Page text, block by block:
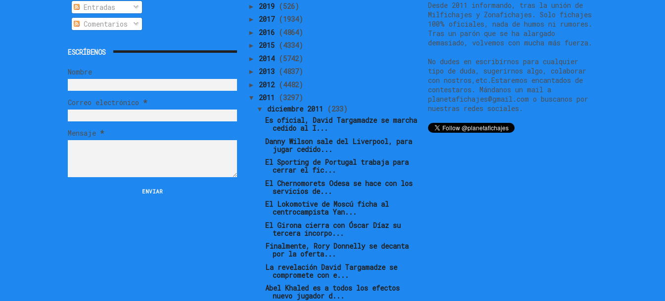
Entradas
Comentarios
ESCRÍBENOS
Nombre
Correo electrónico *
Mensaje *
► 2019 (526)
► 2017 (1934)
► 2016 (4864)
► 2015 (4334)
► 2014 (5742)
► 2013 (4837)
► 2012 (4482)
▼ 2011 (3297)
▼ diciembre 2011
(233)
Es oficial, David Targamadze se marcha
cedido al I...
Danny Wilson sale del Liverpool, para
jugar cedido...
El Sporting de Portugal trabaja para
cerrar el fic...
El Chernomorets Odesa se hace con los
servicios de...
El Lokomotive de Moscú ficha al
centrocampista Yan...
El Girona cierra con Óscar Díaz su
tercera incorpo...
Finalmente, Rory Donnelly se decanta
por la oferta...
La revelación David Targamadze se
compromete con e...
Abel Khaled es a todos los efectos
nuevo jugador d...
Desde 2011 informando, tras la unión de
Milfichajes y Zonafichajes. Solo fichajes
100% oficiales, nada de humos ni rumores.
Tras un parón que se ha alargado
demasiado, volvemos con mucha más fuerza.
No dudes en escribírnos para cualquier
tipo de duda, sugerirnos algo, colaborar
con nostros,etc.Estaremos encantados de
contestaros. Mándanos un mail a
planetafichajes@gmail.com o buscanos por
nuestras redes sociales.